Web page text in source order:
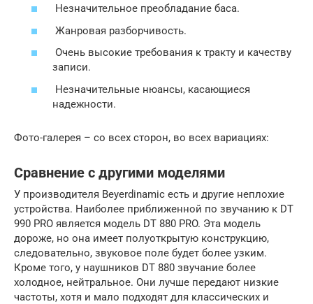
Незначительное преобладание баса.
Жанровая разборчивость.
Очень высокие требования к тракту и качеству
записи.
Незначительные нюансы, касающиеся
надежности.
Фото-галерея – со всех сторон, во всех вариациях:
Сравнение с другими моделями
У производителя Beyerdinamic есть и другие неплохие
устройства. Наиболее приближенной по звучанию к DT
990 PRO является модель DT 880 PRO. Эта модель
дороже, но она имеет полуоткрытую конструкцию,
следовательно, звуковое поле будет более узким.
Кроме того, у наушников DT 880 звучание более
холодное, нейтральное. Они лучше передают низкие
частоты, хотя и мало подходят для классических и